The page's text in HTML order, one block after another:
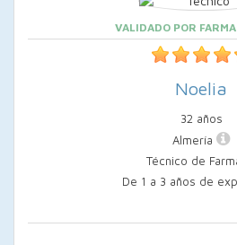
VALIDADO POR
Noelia
32 años
Almería
Técnico de
De 1 a 3 años de